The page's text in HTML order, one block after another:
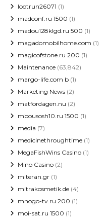
lootrun26071 (1)
madconf.ru 1500 (1)
madou128klgd.ru 500 (1)
magadomobilhome.com (1)
magicofstone.ru 200 (1)
Maintenance (63,842)
margo-life.com b (1)
Marketing News (2)
matfordagen.nu (2)
mbousosh10.ru 1500 (1)
media (7)
medicinethroughtime (1)
MegaFishWins Casino (1)
Mino Casino (2)
miteran.gr (1)
mitrakosmetik.de (4)
mnogo-tv.ru 200 (1)
moi-sat.ru 1500 (1)